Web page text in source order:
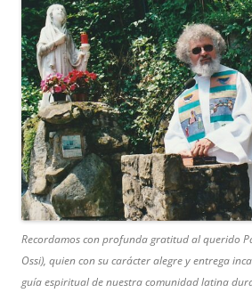
Recordamos con profunda gratitud al querido
Ossi), quien con su carácter alegre y entrega
guía espiritual de nuestra comunidad latina